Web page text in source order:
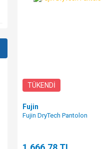
TÜKENDİ
Fujin
Fujin DryTech Pantolon